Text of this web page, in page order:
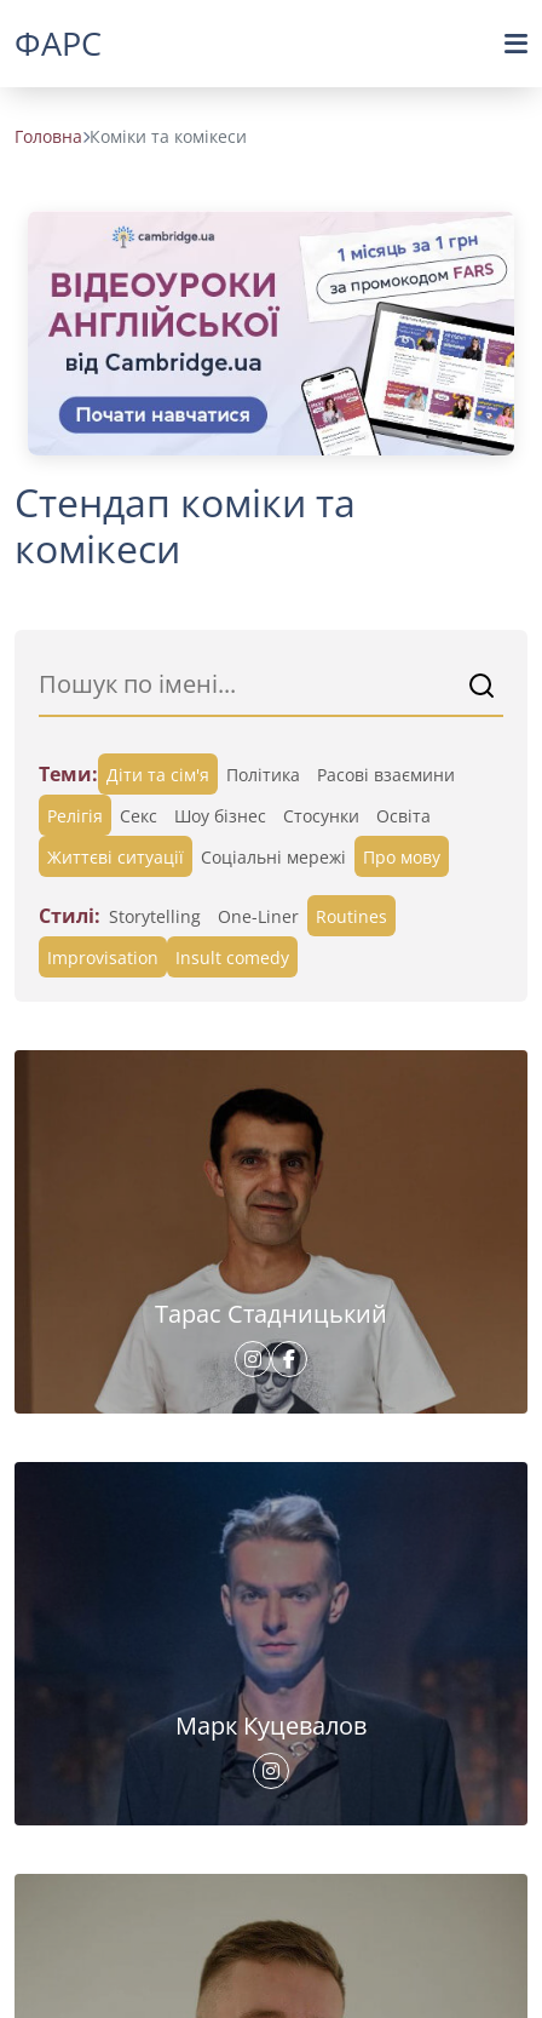
ФАРС
Головна Коміки та комікеси
Стендап коміки та
комікеси
Теми: Діти та сім'я Політика
Расові взаємини
Релігія
Секс Шоу бізнес Стосунки
Освіта
Життєві ситуації
Cоціальні мережі Про мову
Стилі: Storytelling One-Liner
Routines
Improvisation
Insult comedy
Тарас Стадницький
Марк Куцевалов